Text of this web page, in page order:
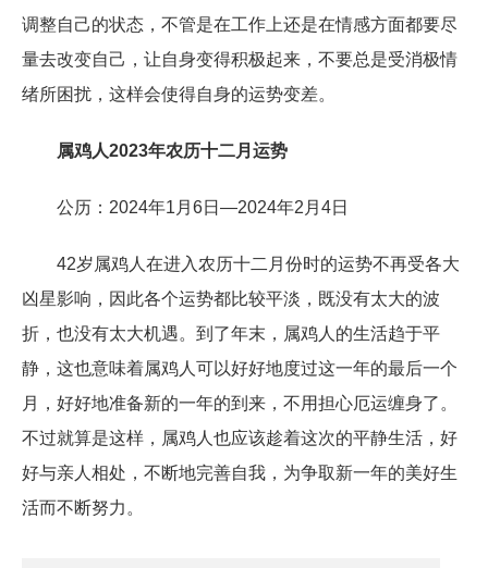
调整自己的状态，不管是在工作上还是在情感方面都要尽
量去改变自己，让自身变得积极起来，不要总是受消极情
绪所困扰，这样会使得自身的运势变差。
属鸡人2023年农历十二月运势
公历：2024年1月6日—2024年2月4日
42岁属鸡人在进入农历十二月份时的运势不再受各大
凶星影响，因此各个运势都比较平淡，既没有太大的波
折，也没有太大机遇。到了年末，属鸡人的生活趋于平
静，这也意味着属鸡人可以好好地度过这一年的最后一个
月，好好地准备新的一年的到来，不用担心厄运缠身了。
不过就算是这样，属鸡人也应该趁着这次的平静生活，好
好与亲人相处，不断地完善自我，为争取新一年的美好生
活而不断努力。